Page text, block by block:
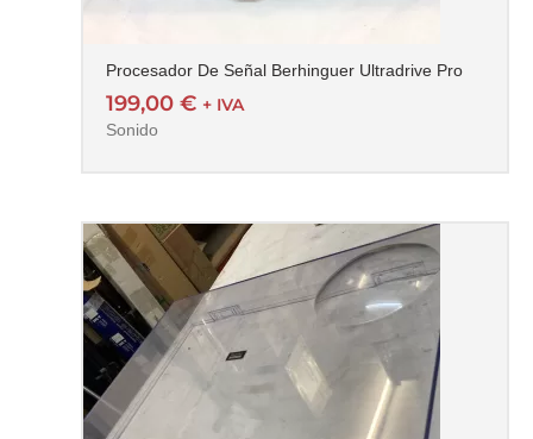
Procesador De Señal Berhinguer Ultradrive Pro
199,00€ + IVA
Sonido